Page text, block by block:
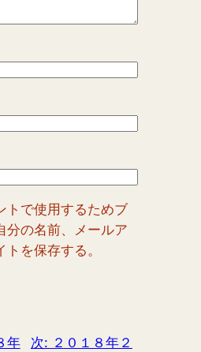
トで使用するためブ
分の名前、メールア
トを保存する。
年
次: ２０１８年２